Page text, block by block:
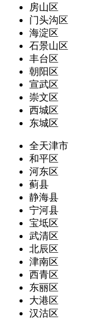
房山区
门头沟区
海淀区
石景山区
丰台区
朝阳区
宣武区
崇文区
西城区
东城区
全天津市
和平区
河东区
蓟县
静海县
宁河县
宝坻区
武清区
北辰区
津南区
西青区
东丽区
大港区
汉沽区